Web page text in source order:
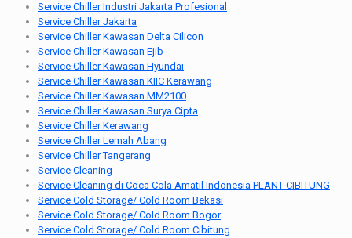
Service Chiller Industri Jakarta Profesional
Service Chiller Jakarta
Service Chiller Kawasan Delta Cilicon
Service Chiller Kawasan Ejib
Service Chiller Kawasan Hyundai
Service Chiller Kawasan KIIC Kerawang
Service Chiller Kawasan MM2100
Service Chiller Kawasan Surya Cipta
Service Chiller Kerawang
Service Chiller Lemah Abang
Service Chiller Tangerang
Service Cleaning
Service Cleaning di Coca Cola Amatil Indonesia PLANT CIBITUNG
Service Cold Storage/ Cold Room Bekasi
Service Cold Storage/ Cold Room Bogor
Service Cold Storage/ Cold Room Cibitung